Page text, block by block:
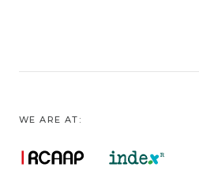
WE ARE AT: